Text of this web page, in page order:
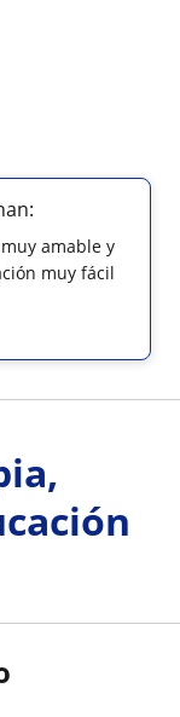
amable y
muy fácil